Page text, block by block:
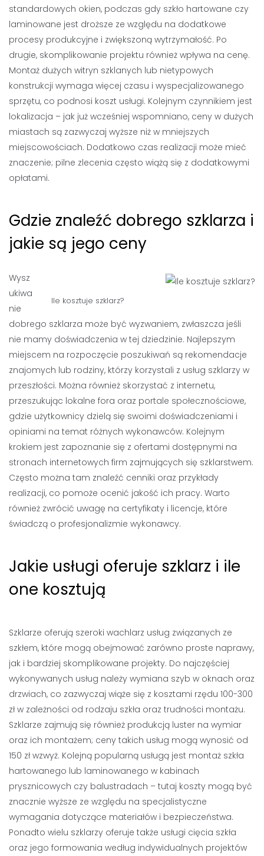
standardowych okien, podczas gdy szkło hartowane czy
laminowane jest droższe ze względu na dodatkowe
procesy produkcyjne i zwiększoną wytrzymałość. Po
drugie, skomplikowanie projektu również wpływa na cenę.
Montaż dużych witryn szklanych lub nietypowych
konstrukcji wymaga więcej czasu i wyspecjalizowanego
sprzętu, co podnosi koszt usługi. Kolejnym czynnikiem jest
lokalizacja – jak już wcześniej wspomniano, ceny w dużych
miastach są zazwyczaj wyższe niż w mniejszych
miejscowościach. Dodatkowo czas realizacji może mieć
znaczenie; pilne zlecenia często wiążą się z dodatkowymi
opłatami.
Gdzie znaleźć dobrego szklarza i
jakie są jego ceny
Ile kosztuje szklarz?
Wysz
ukiwa
nie
dobrego szklarza może być wyzwaniem, zwłaszcza jeśli
nie mamy doświadczenia w tej dziedzinie. Najlepszym
miejscem na rozpoczęcie poszukiwań są rekomendacje
znajomych lub rodziny, którzy korzystali z usług szklarzy w
przeszłości. Można również skorzystać z internetu,
przeszukując lokalne fora oraz portale społecznościowe,
gdzie użytkownicy dzielą się swoimi doświadczeniami i
opiniami na temat różnych wykonawców. Kolejnym
krokiem jest zapoznanie się z ofertami dostępnymi na
stronach internetowych firm zajmujących się szklarstwem.
Często można tam znaleźć cenniki oraz przykłady
realizacji, co pomoże ocenić jakość ich pracy. Warto
również zwrócić uwagę na certyfikaty i licencje, które
świadczą o profesjonalizmie wykonawcy.
Jakie usługi oferuje szklarz i ile
one kosztują
Szklarze oferują szeroki wachlarz usług związanych ze
szkłem, które mogą obejmować zarówno proste naprawy,
jak i bardziej skomplikowane projekty. Do najczęściej
wykonywanych usług należy wymiana szyb w oknach oraz
drzwiach, co zazwyczaj wiąże się z kosztami rzędu 100-300
zł w zależności od rodzaju szkła oraz trudności montażu.
Szklarze zajmują się również produkcją luster na wymiar
oraz ich montażem; ceny takich usług mogą wynosić od
150 zł wzwyż. Kolejną popularną usługą jest montaż szkła
hartowanego lub laminowanego w kabinach
prysznicowych czy balustradach – tutaj koszty mogą być
znacznie wyższe ze względu na specjalistyczne
wymagania dotyczące materiałów i bezpieczeństwa.
Ponadto wielu szklarzy oferuje także usługi cięcia szkła
oraz jego formowania według indywidualnych projektów